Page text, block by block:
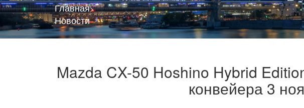
Главная>
Новости
Mazda CX-50 Hoshino Hybrid
конвейера 3